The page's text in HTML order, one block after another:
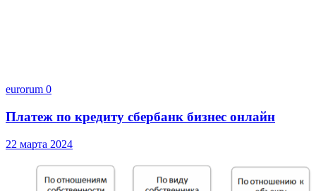
eurorum 0
Платеж по кредиту сбербанк бизнес онлайн
22 марта 2024